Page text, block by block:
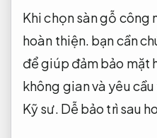
Khi chọn sàn gỗ công
hoàn thiện. bạn cần
để giúp đảm bảo mặt
không gian và yêu
Kỹ sư. Dễ bảo trì sau